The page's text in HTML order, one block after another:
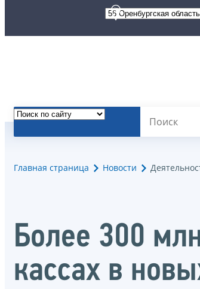
Главная страница Новости
Более 300
кассах в